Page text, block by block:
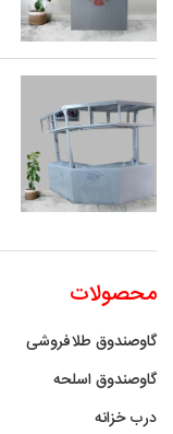
محصولات
گاوصندوق طلافروشی
گاوصندوق اسلحه
درب خزانه